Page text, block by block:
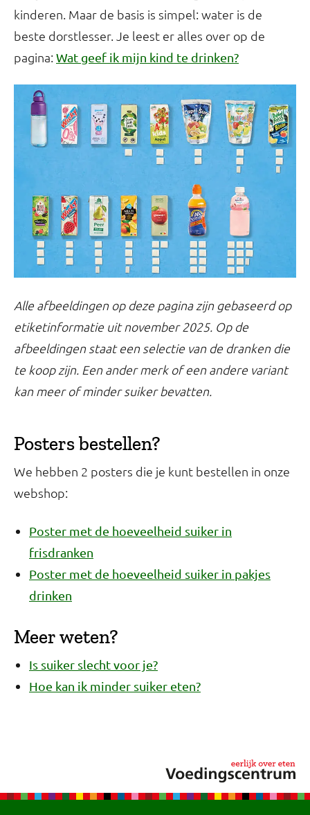
kinderen. Maar de basis is simpel: water is de
beste dorstlesser. Je leest er alles over op de
pagina: Wat geef ik mijn kind te drinken?
Alle afbeeldingen op deze pagina zijn gebaseerd op
etiketinformatie uit november 2025. Op de
afbeeldingen staat een selectie van de dranken die
te koop zijn. Een ander merk of een andere variant
kan meer of minder suiker bevatten.
Posters bestellen?
We hebben 2 posters die je kunt bestellen in onze
webshop:
Poster met de hoeveelheid suiker in
frisdranken
Poster met de hoeveelheid suiker in pakjes
drinken
Meer weten?
Is suiker slecht voor je?
Hoe kan ik minder suiker eten?